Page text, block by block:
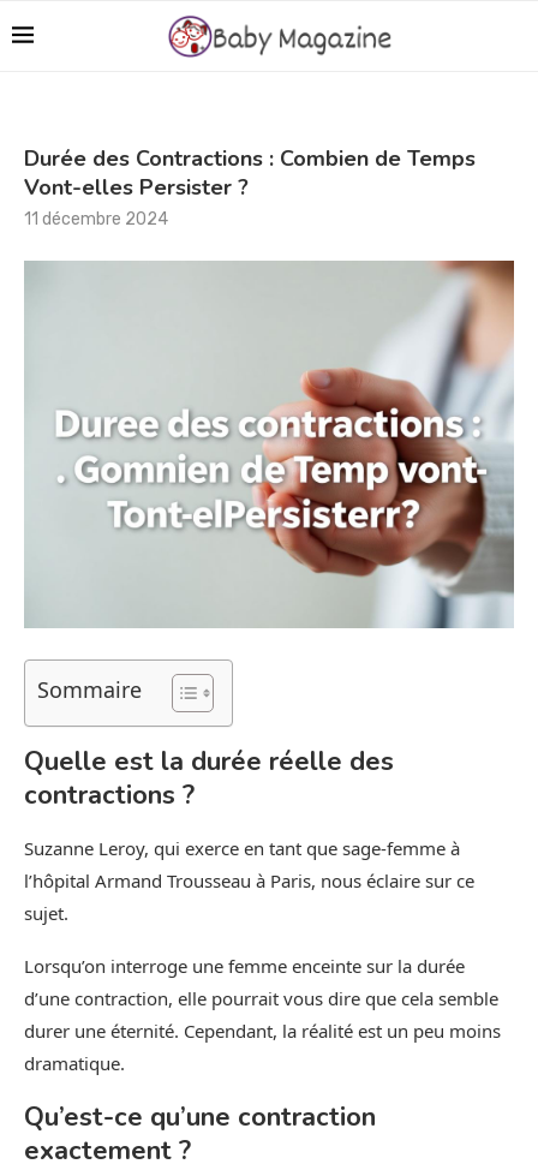
Durée des Contractions : Combien de Temps
Vont-elles Persister ?
11 décembre 2024
Sommaire
Quelle est la durée réelle des
contractions ?
Suzanne Leroy, qui exerce en tant que sage-femme à
l’hôpital Armand Trousseau à Paris, nous éclaire sur ce
sujet.
Lorsqu’on interroge une femme enceinte sur la durée
d’une contraction, elle pourrait vous dire que cela semble
durer une éternité. Cependant, la réalité est un peu moins
dramatique.
Qu’est-ce qu’une contraction
exactement ?